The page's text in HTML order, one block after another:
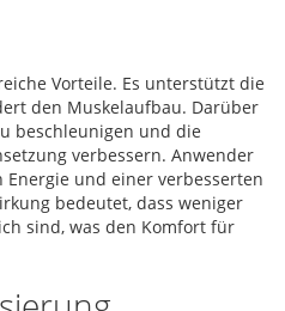
Vorteile. Es unterstützt die
den Muskelaufbau. Darüber
beschleunigen und die
verbessern. Anwender
und einer verbesserten
bedeutet, dass weniger
sind, was den Komfort für